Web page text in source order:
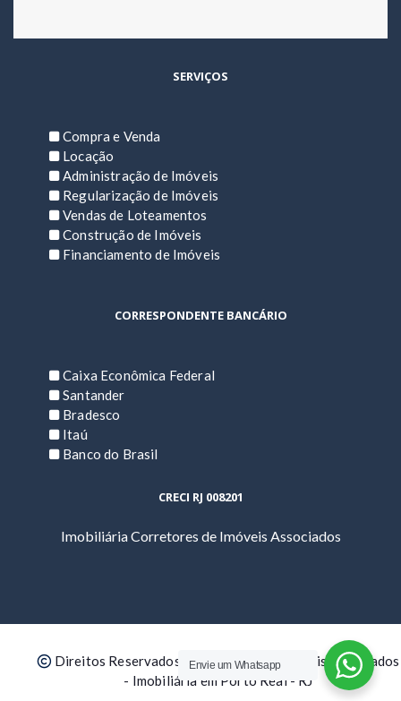
SERVIÇOS
Compra e Venda
Locação
Administração de Imóveis
Regularização de Imóveis
Vendas de Loteamentos
Construção de Imóveis
Financiamento de Imóveis
CORRESPONDENTE BANCÁRIO
Caixa Econômica Federal
Santander
Bradesco
Itaú
Banco do Brasil
CRECI RJ 008201
Imobiliária Corretores de Imóveis Associados
Direitos Reservados | Corretores de Imóveis Associados
- Imobiliária em Porto Real - RJ
Envie um Whatsapp